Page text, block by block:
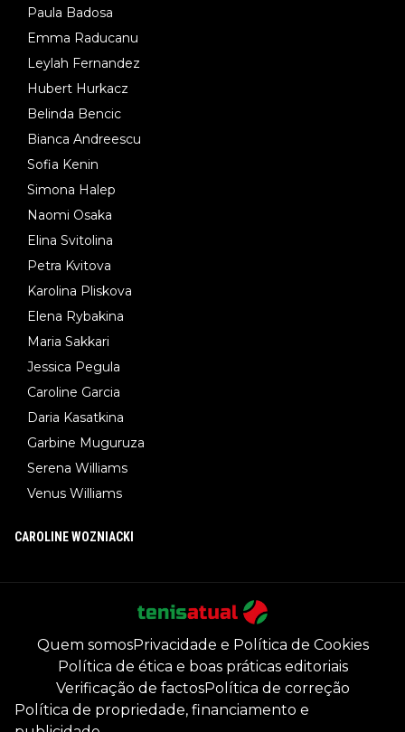
Paula Badosa
Emma Raducanu
Leylah Fernandez
Hubert Hurkacz
Belinda Bencic
Bianca Andreescu
Sofia Kenin
Simona Halep
Naomi Osaka
Elina Svitolina
Petra Kvitova
Karolina Pliskova
Elena Rybakina
Maria Sakkari
Jessica Pegula
Caroline Garcia
Daria Kasatkina
Garbine Muguruza
Serena Williams
Venus Williams
CAROLINE WOZNIACKI
Quem somosPrivacidade e Política de Cookies
Política de ética e boas práticas editoriais
Verificação de factosPolítica de correção
Política de propriedade, financiamento e